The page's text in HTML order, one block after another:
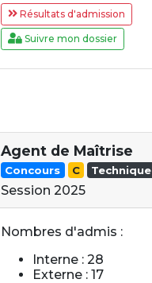
Résultats d'admission
Suivre mon dossier
Agent de Maîtrise
Concours C Technique
Session 2025
Nombres d'admis :
Interne : 28
Externe : 17